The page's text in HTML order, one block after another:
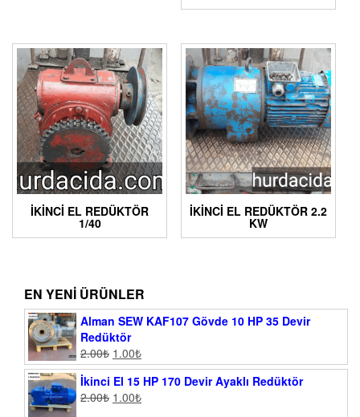
İKINCI EL REDÜKTÖR
1/40
İKİNCİ EL REDÜKTÖR 2.2
KW
EN YENI ÜRÜNLER
Alman SEW KAF107 Gövde 10 HP 35 Devir
Redüktör
2.00₺ 1.00₺
İkinci El 15 HP 170 Devir Ayaklı Redüktör
2.00₺ 1.00₺